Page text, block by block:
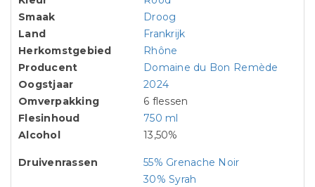
Smaak
Droog
Land
Frankrijk
Herkomstgebied
Rhône
Producent
Domaine du Bon Remède
Oogstjaar
2024
Omverpakking
6 flessen
Flesinhoud
750 ml
Alcohol
13,50%
Druivenrassen
55% Grenache Noir
30% Syrah